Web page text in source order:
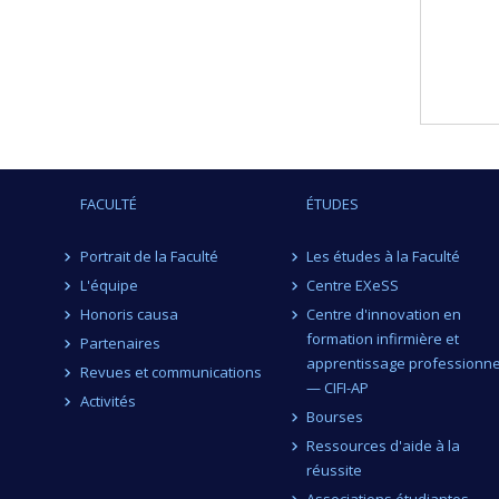
FACULTÉ
Portrait de la Faculté
L'équipe
Honoris causa
Partenaires
Revues et communications
Activités
ÉTUDES
Les études à la Faculté
Centre EXeSS
Centre d'innovation en
formation infirmière et
apprentissage
— CIFI-AP
Bourses
Ressources d'aide à la
réussite